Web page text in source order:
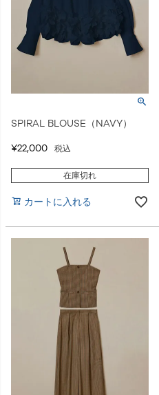
SPIRAL BLOUSE（NAVY）
¥22,000 税込
在庫切れ
カートに入れる